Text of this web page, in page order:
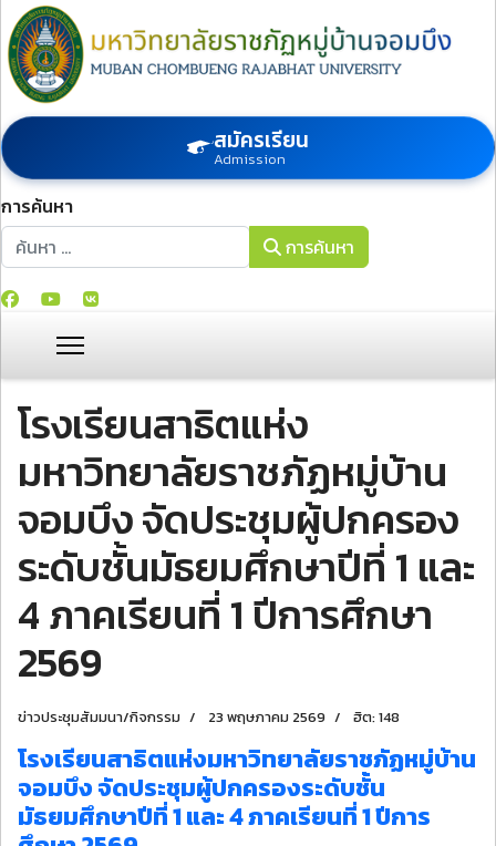
สมัครเรียน
Admission
การค้นหา
การค้นหา
การค้นหา
โรงเรียนสาธิตแห่ง
มหาวิทยาลัยราชภัฏหมู่บ้าน
จอมบึง จัดประชุมผู้ปกครอง
ระดับชั้นมัธยมศึกษาปีที่ 1 และ
4 ภาคเรียนที่ 1 ปีการศึกษา
2569
ข่าวประชุมสัมมนา/กิจกรรม 23 พฤษภาคม 2569 ฮิต: 148
โรงเรียนสาธิตแห่งมหาวิทยาลัยราชภัฏหมู่บ้าน
จอมบึง จัดประชุมผู้ปกครองระดับชั้น
มัธยมศึกษาปีที่ 1 และ 4 ภาคเรียนที่ 1 ปีการ